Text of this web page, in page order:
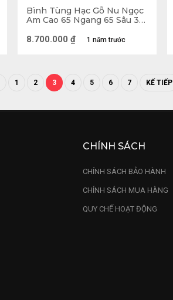
Bình Tùng Hạc Gỗ Nu Ngọc
Am Cao 65 Ngang 65 Sâu 36
1 năm trước
8.700.000 ₫
1 2 3 4 5 6 7 KẾ TIẾP
CHÍNH SÁCH
CHÍNH SÁCH BẢO HÀNH
CHÍNH SÁCH MUA HÀNG
QUY CHẾ HOẠT ĐỘNG